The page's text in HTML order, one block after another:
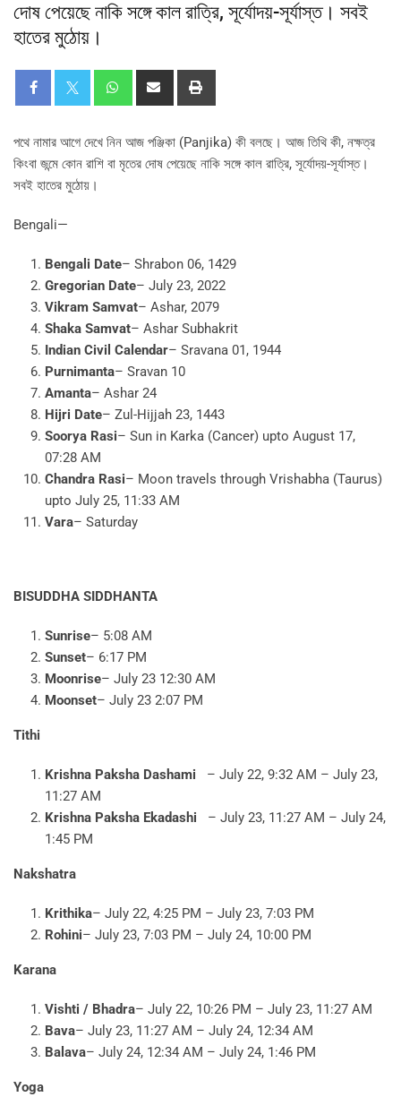
দোষ পেয়েছে নাকি সঙ্গে কাল রাত্রি, সূর্যোদয়-সূর্যাস্ত। সবই
হাতের মুঠোয়।
পথে নামার আগে দেখে নিন আজ পঞ্জিকা (Panjika) কী বলছে। আজ তিথি কী, নক্ষত্র
কিংবা জন্মে কোন রাশি বা মৃতের দোষ পেয়েছে নাকি সঙ্গে কাল রাত্রি, সূর্যোদয়-সূর্যাস্ত।
সবই হাতের মুঠোয়।
Bengali—
Bengali Date– Shrabon 06, 1429
Gregorian Date– July 23, 2022
Vikram Samvat– Ashar, 2079
Shaka Samvat– Ashar Subhakrit
Indian Civil Calendar– Sravana 01, 1944
Purnimanta– Sravan 10
Amanta– Ashar 24
Hijri Date– Zul-Hijjah 23, 1443
Soorya Rasi– Sun in Karka (Cancer) upto August 17,
07:28 AM
Chandra Rasi– Moon travels through Vrishabha (Taurus)
upto July 25, 11:33 AM
Vara– Saturday
BISUDDHA SIDDHANTA
Sunrise– 5:08 AM
Sunset– 6:17 PM
Moonrise– July 23 12:30 AM
Moonset– July 23 2:07 PM
Tithi
Krishna Paksha Dashami
– July 22, 9:32 AM – July 23,
11:27 AM
Krishna Paksha Ekadashi
– July 23, 11:27 AM – July 24,
1:45 PM
Nakshatra
Krithika– July 22, 4:25 PM – July 23, 7:03 PM
Rohini– July 23, 7:03 PM – July 24, 10:00 PM
Karana
Vishti / Bhadra– July 22, 10:26 PM – July 23, 11:27 AM
Bava– July 23, 11:27 AM – July 24, 12:34 AM
Balava– July 24, 12:34 AM – July 24, 1:46 PM
Yoga